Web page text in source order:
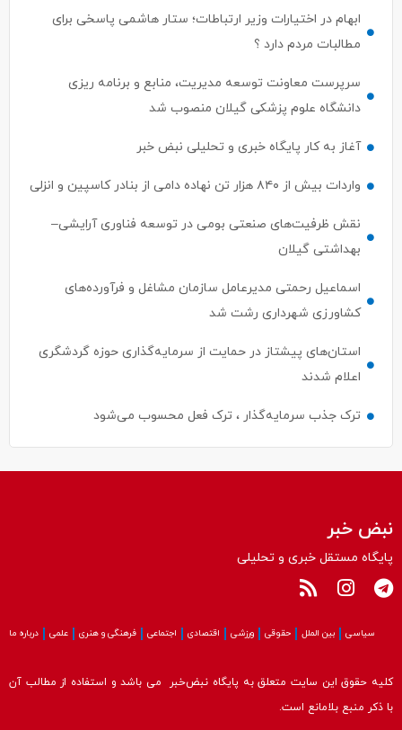
ابهام در اختیارات وزیر ارتباطات؛ ستار هاشمی پاسخی برای
مطالبات مردم دارد ؟
سرپرست معاونت توسعه مدیریت، منابع و برنامه ریزی
دانشگاه علوم پزشکی گیلان منصوب شد
آغاز به کار پایگاه خبری و تحلیلی نبض خبر
واردات بیش از ۸۴۰ هزار تن نهاده دامی از بنادر كاسپین و انزلی
نقش ظرفیت‌های صنعتی بومی در توسعه فناوری آرایشی–
بهداشتی گیلان
اسماعیل رحمتی مدیرعامل سازمان مشاغل و فرآورده‌های
کشاورزی شهرداری رشت شد
استان‌های پیشتاز در حمایت از سرمایه‌گذاری حوزه گردشگری
اعلام شدند
ترک جذب سرمایه‌گذار ، ترک فعل محسوب می‌شود
نبض خبر
پایگاه مستقل خبری و تحلیلی
سیاسی بین الملل حقوقی ورزشی اقتصادی اجتماعی فرهنگی و هنری علمی درباره ما
کلیه حقوق این سایت متعلق به پایگاه نبض‌خبر می باشد و استفاده از مطالب آن
با ذکر منبع بلامانع است.